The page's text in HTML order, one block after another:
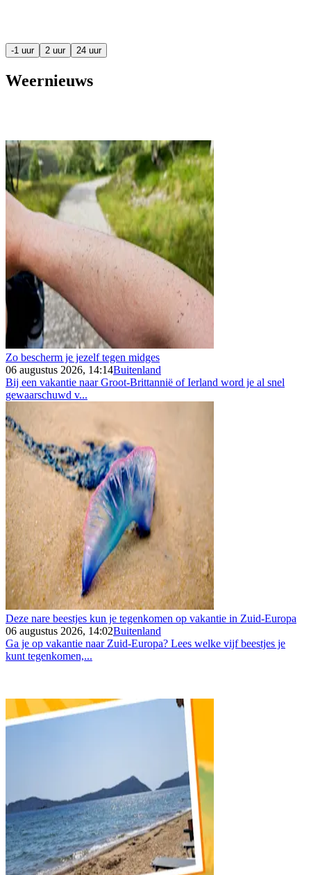
-1 uur 2 uur 24 uur
Weernieuws
Zo bescherm je jezelf tegen midges
06 augustus 2026, 14:14Buitenland
Bij een vakantie naar Groot-Brittannië of Ierland word je al snel
gewaarschuwd v...
Deze nare beestjes kun je tegenkomen op vakantie in Zuid-Europa
06 augustus 2026, 14:02Buitenland
Ga je op vakantie naar Zuid-Europa? Lees welke vijf beestjes je
kunt tegenkomen,...